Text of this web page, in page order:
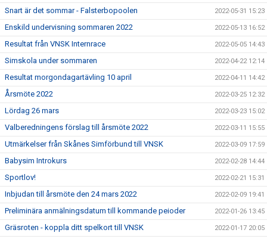
Snart är det sommar - Falsterbopoolen 2022-05-31 15:23
Enskild undervisning sommaren 2022 2022-05-13 16:52
Resultat från VNSK Internrace 2022-05-05 14:43
Simskola under sommaren 2022-04-22 12:14
Resultat morgondagartävling 10 april 2022-04-11 14:42
Årsmöte 2022 2022-03-25 12:32
Lördag 26 mars 2022-03-23 15:02
Valberedningens förslag till årsmöte 2022 2022-03-11 15:55
Utmärkelser från Skånes Simförbund till VNSK 2022-03-09 17:59
Babysim Introkurs 2022-02-28 14:44
Sportlov! 2022-02-21 15:31
Inbjudan till årsmöte den 24 mars 2022 2022-02-09 19:41
Preliminära anmälningsdatum till kommande peioder 2022-01-26 13:45
Gräsroten - koppla ditt spelkort till VNSK 2022-01-17 20:05